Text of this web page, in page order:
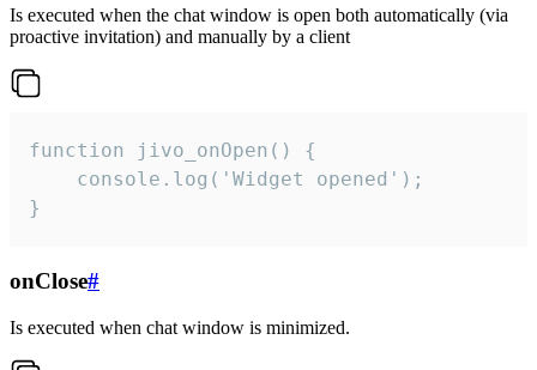
Is executed when the chat window is open both automatically (via
proactive invitation) and manually by a client
function jivo_onOpen() {
    console.log('Widget opened');
}
onClose#
Is executed when chat window is minimized.